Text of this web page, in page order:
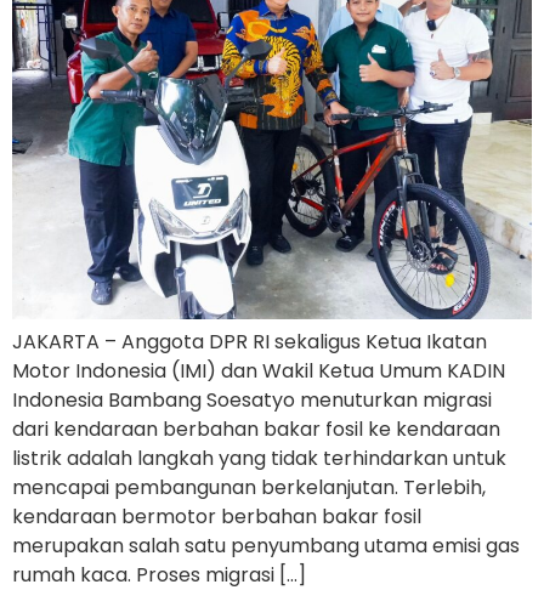
JAKARTA – Anggota DPR RI sekaligus Ketua Ikatan
Motor Indonesia (IMI) dan Wakil Ketua Umum KADIN
Indonesia Bambang Soesatyo menuturkan migrasi
dari kendaraan berbahan bakar fosil ke kendaraan
listrik adalah langkah yang tidak terhindarkan untuk
mencapai pembangunan berkelanjutan. Terlebih,
kendaraan bermotor berbahan bakar fosil
merupakan salah satu penyumbang utama emisi gas
rumah kaca. Proses migrasi […]